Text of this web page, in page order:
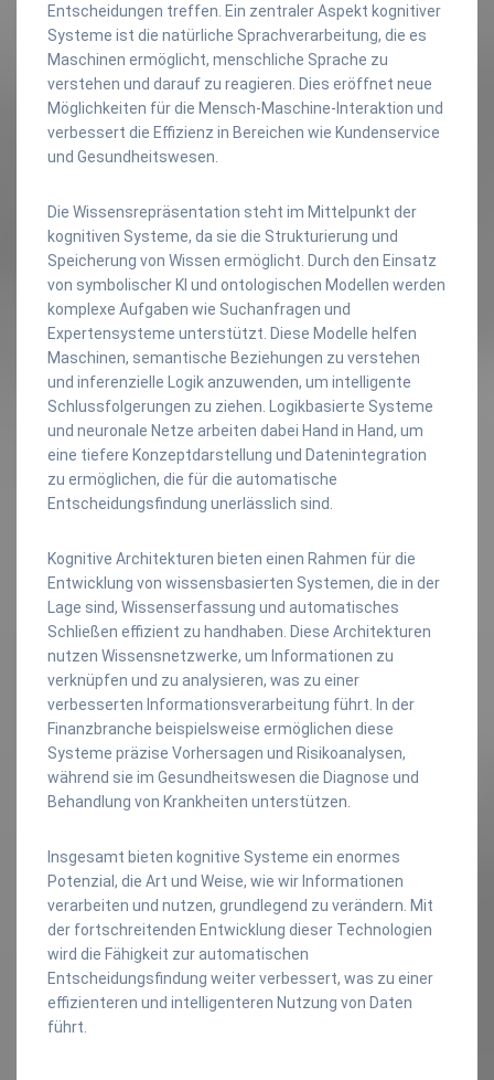
Entscheidungen treffen. Ein zentraler Aspekt kognitiver
Systeme ist die natürliche Sprachverarbeitung, die es
Maschinen ermöglicht, menschliche Sprache zu
verstehen und darauf zu reagieren. Dies eröffnet neue
Möglichkeiten für die Mensch-Maschine-Interaktion und
verbessert die Effizienz in Bereichen wie Kundenservice
und Gesundheitswesen.
Die Wissensrepräsentation steht im Mittelpunkt der
kognitiven Systeme, da sie die Strukturierung und
Speicherung von Wissen ermöglicht. Durch den Einsatz
von symbolischer KI und ontologischen Modellen werden
komplexe Aufgaben wie Suchanfragen und
Expertensysteme unterstützt. Diese Modelle helfen
Maschinen, semantische Beziehungen zu verstehen
und inferenzielle Logik anzuwenden, um intelligente
Schlussfolgerungen zu ziehen. Logikbasierte Systeme
und neuronale Netze arbeiten dabei Hand in Hand, um
eine tiefere Konzeptdarstellung und Datenintegration
zu ermöglichen, die für die automatische
Entscheidungsfindung unerlässlich sind.
Kognitive Architekturen bieten einen Rahmen für die
Entwicklung von wissensbasierten Systemen, die in der
Lage sind, Wissenserfassung und automatisches
Schließen effizient zu handhaben. Diese Architekturen
nutzen Wissensnetzwerke, um Informationen zu
verknüpfen und zu analysieren, was zu einer
verbesserten Informationsverarbeitung führt. In der
Finanzbranche beispielsweise ermöglichen diese
Systeme präzise Vorhersagen und Risikoanalysen,
während sie im Gesundheitswesen die Diagnose und
Behandlung von Krankheiten unterstützen.
Insgesamt bieten kognitive Systeme ein enormes
Potenzial, die Art und Weise, wie wir Informationen
verarbeiten und nutzen, grundlegend zu verändern. Mit
der fortschreitenden Entwicklung dieser Technologien
wird die Fähigkeit zur automatischen
Entscheidungsfindung weiter verbessert, was zu einer
effizienteren und intelligenteren Nutzung von Daten
führt.